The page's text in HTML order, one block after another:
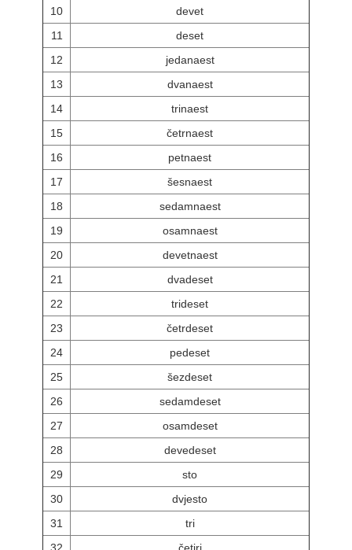
10
devet
11
deset
12
jedanaest
13
dvanaest
14
trinaest
15
četrnaest
16
petnaest
17
šesnaest
18
sedamnaest
19
osamnaest
20
devetnaest
21
dvadeset
22
trideset
23
četrdeset
24
pedeset
25
šezdeset
26
sedamdeset
27
osamdeset
28
devedeset
29
sto
30
dvjesto
31
tri
32
četiri